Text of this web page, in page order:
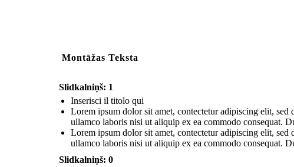
Montāžas Teksta
Slidkalniņš: 1
Inserisci il titolo qui
Lorem ipsum dolor sit amet, contectetur adipiscing elit,
ullamco laboris nisi ut aliquip ex ea commodo consequat.
Lorem ipsum dolor sit amet, contectetur adipiscing elit,
ullamco laboris nisi ut aliquip ex ea commodo consequat.
Slidkalniņš: 0